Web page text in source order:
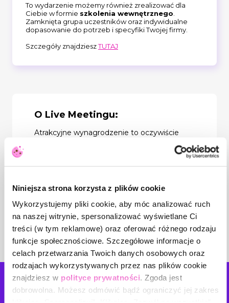
Niniejsza strona korzysta z plików cookie
Wykorzystujemy pliki cookie, aby móc analizować ruch
na naszej witrynie, spersonalizować wyświetlane Ci
treści (w tym reklamowe) oraz oferować różnego rodzaju
funkcje społecznościowe. Szczegółowe informacje o
celach przetwarzania Twoich danych osobowych oraz
rodzajach wykorzystywanych przez nas plików cookie
znajdziesz w polityce prywatności. Zgoda jest
dobrowolna. Możesz odmówić bądź ograniczyć jej zakres
To wydarzenie możemy również zrealizować dla
Ciebie w formie szkolenia wewnętrznego
Zamknięta grupa uczestników oraz indywidualne
dopasowanie do potrzeb i specyfiki Twojej firmy.
Szczegóły znajdzieszTUTAJ
O Live Meetingu:
Atrakcyjne wynagrodzenie to oczywiście
decydujących o podjęciu zatrudnienia lub
obowiązków. Nie bez znaczenia jest jednak
konkretnie znaczy? Jak zwiększać
zaangażowanie zespołu inaczej niż za
pomocą podwyżek? Na te pytania
odpowiem podczas spotkania.
Napiszdo nas!